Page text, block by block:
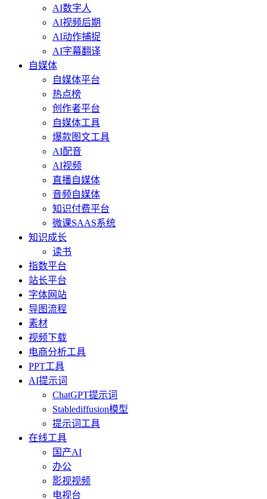
AI数字人
AI视频后期
AI动作捕捉
AI字幕翻译
自媒体
自媒体平台
热点榜
创作者平台
自媒体工具
爆款图文工具
AI配音
AI视频
直播自媒体
音频自媒体
知识付费平台
微课SAAS系统
知识成长
读书
指数平台
站长平台
字体网站
导图流程
素材
视频下载
电商分析工具
PPT工具
AI提示词
ChatGPT提示词
Stablediffusion模型
提示词工具
在线工具
国产AI
办公
影视视频
电视台